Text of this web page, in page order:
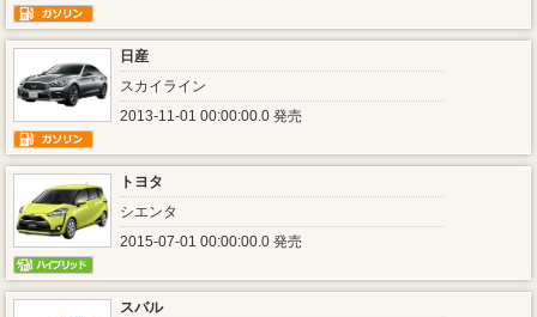
日産
スカイライン
2013-11-01 00:00:00.0 発売
トヨタ
シエンタ
2015-07-01 00:00:00.0 発売
スバル